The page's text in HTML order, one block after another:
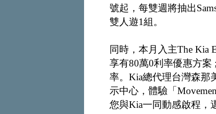
號起，每雙週將抽出
雙人遊1組。
同時，本月入主The Kia
享有80萬0利率優惠方案
率。Kia總代理台灣森那
示中心，體驗「
您與Kia一同動感啟程，